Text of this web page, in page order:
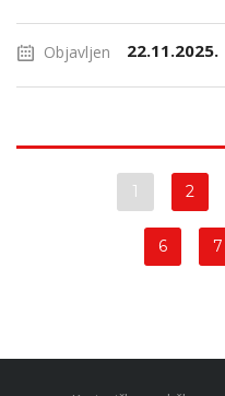
Objavljen 22.11.2025.
1 2
6 7